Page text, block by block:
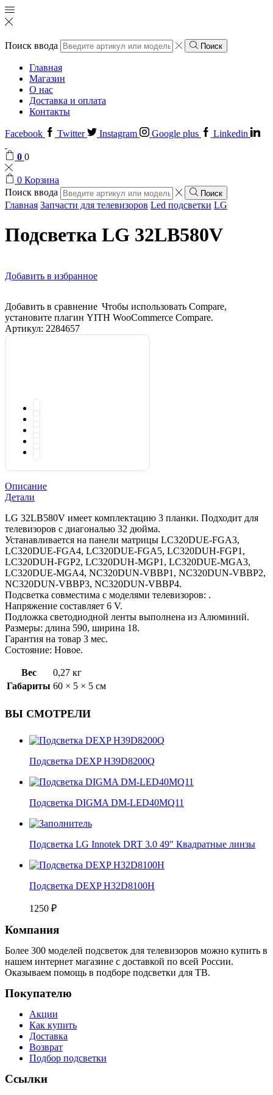
Поиск ввода Поиск
Главная
Магазин
О нас
Доставка и оплата
Контакты
Facebook Twitter Instagram Google plus Linkedin
0 0
0 Корзина
Поиск ввода
Поиск
Главная Запчасти для телевизоров Led подсветки LG
Подсветка LG 32LB580V
Добавить в избранное
Добавить в сравнение Чтобы использовать Compare,
установите плагин YITH WooCommerce Compare.
Артикул: 2284657
Описание
Детали
LG 32LB580V имеет комплектацию 3 планки. Подходит для
телевизоров с диагональю 32 дюйма.
Устанавливается на панели матрицы LC320DUE-FGA3,
LC320DUE-FGA4, LC320DUE-FGA5, LC320DUH-FGP1,
LC320DUH-FGP2, LC320DUH-MGP1, LC320DUE-MGA3,
LC320DUE-MGA4, NC320DUN-VBBP1, NC320DUN-VBBP2,
NC320DUN-VBBP3, NC320DUN-VBBP4.
Подсветка совместима с моделями телевизоров: .
Напряжение составляет 6 V.
Подложка светодиодной ленты выполнена из Алюминий.
Размеры: длина 590, ширина 18.
Гарантия на товар 3 мес.
Состояние: Новое.
Вес
0,27 кг
Габариты 60 × 5 × 5 см
ВЫ СМОТРЕЛИ
Подсветка DEXP H39D8200Q
Подсветка DIGMA DM-LED40MQ11
Подсветка LG Innotek DRT 3.0 49" Квадратные линзы
Подсветка DEXP H32D8100H
1250 ₽
Компания
Более 300 моделей подсветок для телевизоров можно купить в
нашем интернет магазине с доставкой по всей России.
Оказываем помощь в подборе подсветки для ТВ.
Покупателю
Акции
Как купить
Доставка
Возврат
Подбор подсветки
Ссылки